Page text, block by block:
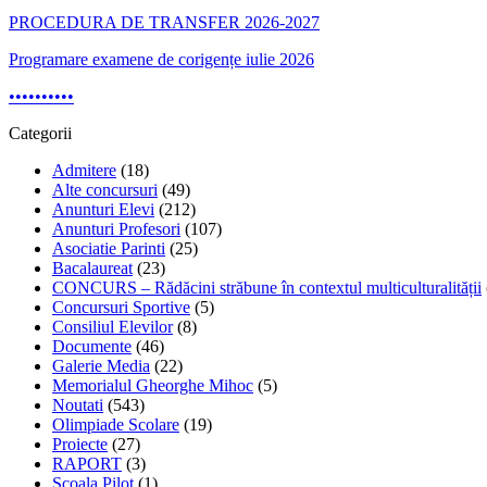
PROCEDURA DE TRANSFER 2026-2027
Programare examene de corigențe iulie 2026
••••••••••
Categorii
Admitere (18)
Alte concursuri (49)
Anunturi Elevi (212)
Anunturi Profesori (107)
Asociatie Parinti (25)
Bacalaureat (23)
CONCURS – Rădăcini străbune în contextul multiculturalității
Concursuri Sportive (5)
Consiliul Elevilor(8)
Documente (46)
Galerie Media (22)
Memorialul Gheorghe Mihoc (5)
Noutati (543)
Olimpiade Scolare (19)
Proiecte (27)
RAPORT (3)